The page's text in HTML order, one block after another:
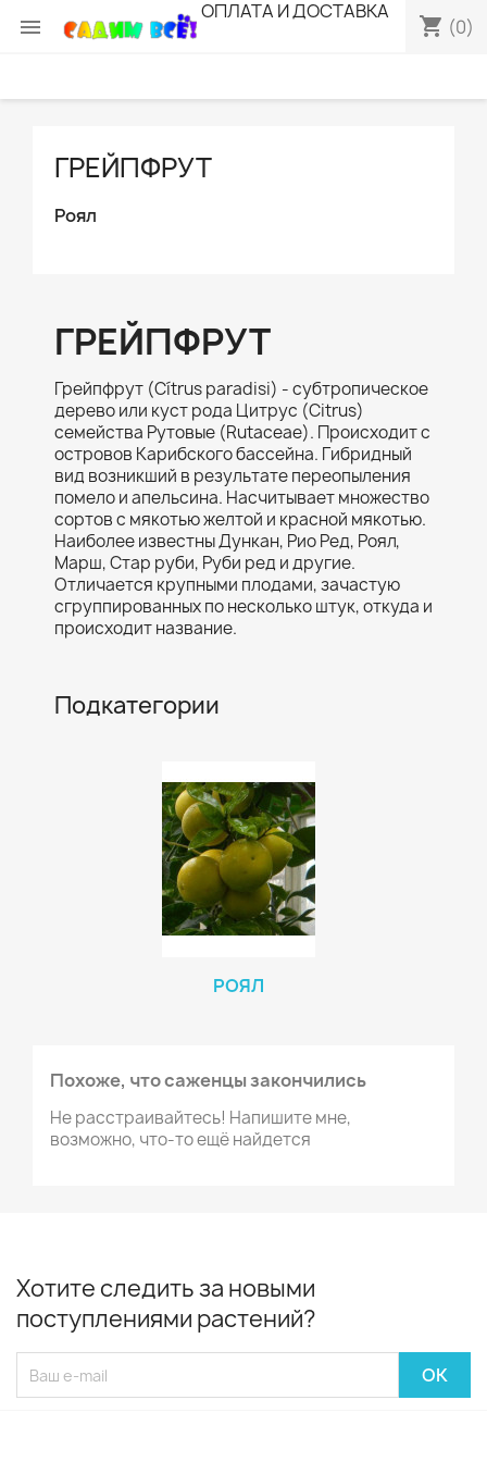
 shopping_cart (0)
ОПЛАТА И ДОСТАВКА
ГРЕЙПФРУТ
Роял
ГРЕЙПФРУТ
Грейпфрут (Cítrus paradisi) - субтропическое
дерево или куст рода Цитрус (Citrus)
семейства Рутовые (Rutaceae). Происходит c
островов Карибского бассейна. Гибридный
вид возникший в результате переопыления
помело и апельсина. Насчитывает множество
сортов с мякотью желтой и красной мякотью.
Наиболее известны Дункан, Рио Ред, Роял,
Марш, Стар руби, Руби ред и другие.
Отличается крупными плодами, зачастую
сгруппированных по несколько штук, откуда и
происходит название.
Подкатегории
РОЯЛ
Похоже, что саженцы закончились
Не расстраивайтесь! Напишите мне,
возможно, что-то ещё найдется
Хотите следить за новыми
поступлениями растений?